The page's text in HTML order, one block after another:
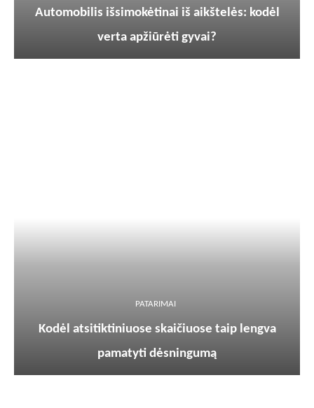
Automobilis išsimokėtinai iš aikštelės: kodėl
verta apžiūrėti gyvai?
PATARIMAI
Kodėl atsitiktiniuose skaičiuose taip lengva
pamatyti dėsningumą